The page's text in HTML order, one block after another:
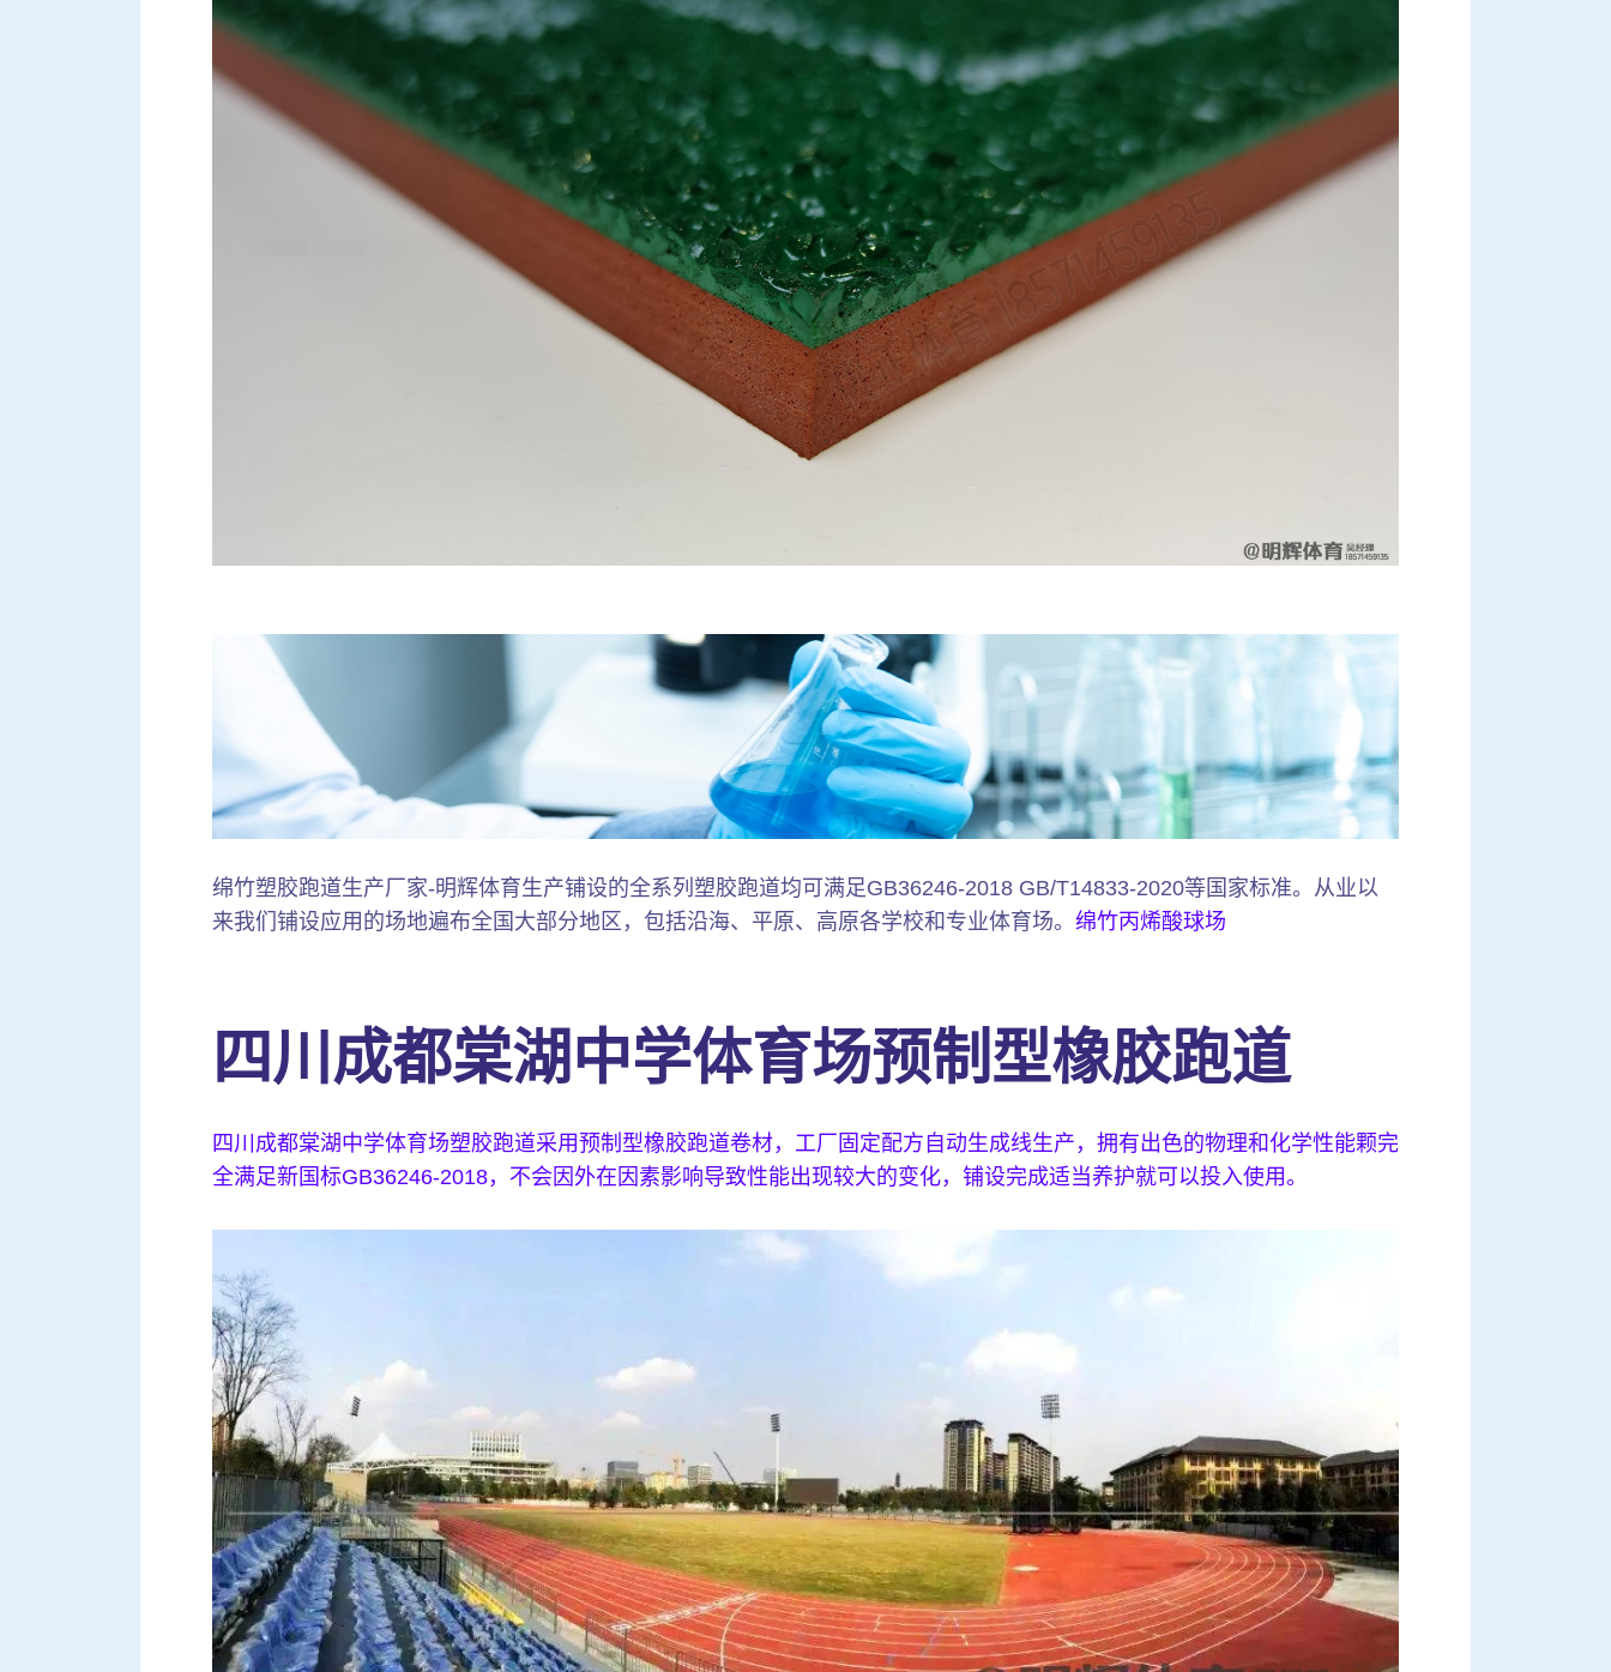
绵竹塑胶跑道生产厂家-明辉体育生产铺设的全系列塑胶跑道均可满足GB36246-2018 GB/T14833-2020等国家标准。从业以
来我们铺设应用的场地遍布全国大部分地区，包括沿海、平原、高原各学校和专业体育场。 绵竹丙烯酸球场
四川成都棠湖中学体育场预制型橡胶跑道
四川成都棠湖中学体育场塑胶跑道采用预制型橡胶跑道卷材，工厂固定配方自动生成线生产，拥有出色的物理和化学性能颗完
全满足新国标GB36246-2018，不会因外在因素影响导致性能出现较大的变化，铺设完成适当养护就可以投入使用。